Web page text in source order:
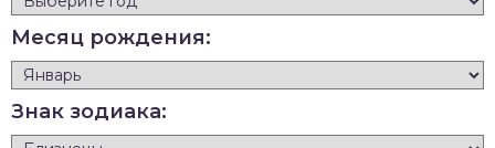
Месяц рождения:
Знак зодиака: